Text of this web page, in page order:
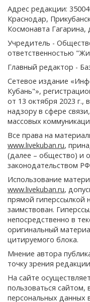
Адрес редакции:
Краснодар,
Космонавта
Учредитель -
ответственностью
Главный редактор -
Сетевое издание
Кубань"»,
от 13 октября 2023
надзору в сфере
массовых
Все права на
www.livekuban.ru,
(далее – общество) и
законодательством
Использование
www.livekuban.ru,
прямой гиперссылкой
заимствован.
непосредственно в
оригинальный
цитируемого блока.
Мнение автора
точку зрения
На сайте
пользоваться сайтом,
персональных данных